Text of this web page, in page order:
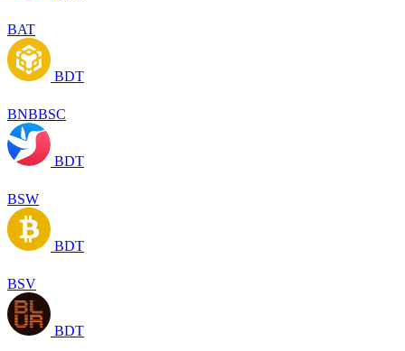
BAT
BDT
BNBBSC
BDT
BSW
BDT
BSV
BDT